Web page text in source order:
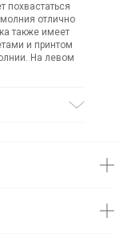
похвастаться
отлично
также имеет
и принтом
На левом